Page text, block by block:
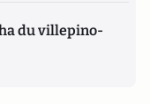
du villepino-